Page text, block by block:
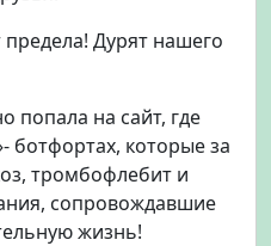
Дурят нашего
попала на сайт, где
ботфортах, которые за
тромбофлебит и
сопровождавшие
жизнь!